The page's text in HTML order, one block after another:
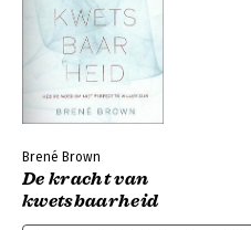
Brené Brown
De kracht van
kwetsbaarheid